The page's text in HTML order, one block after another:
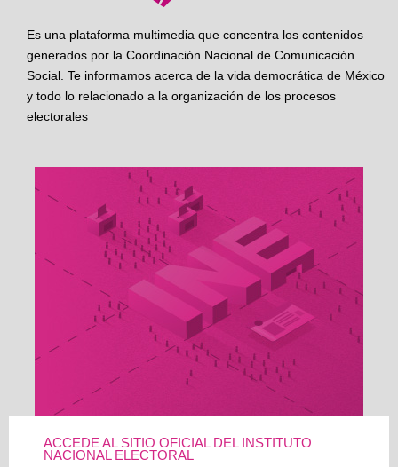
Es una plataforma multimedia que concentra los contenidos
generados por la Coordinación Nacional de Comunicación
Social. Te informamos acerca de la vida democrática de México
y todo lo relacionado a la organización de los procesos
electorales
ACCEDE AL SITIO OFICIAL DEL INSTITUTO
NACIONAL ELECTORAL